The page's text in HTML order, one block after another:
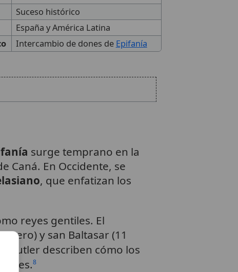
Suceso histórico
España y América Latina
Intercambio de dones de Epifanía
surge temprano en la
Caná. En Occidente, se
, que enfatizan los
reyes gentiles. El
y san Baltasar (11
Butler describen cómo los
8